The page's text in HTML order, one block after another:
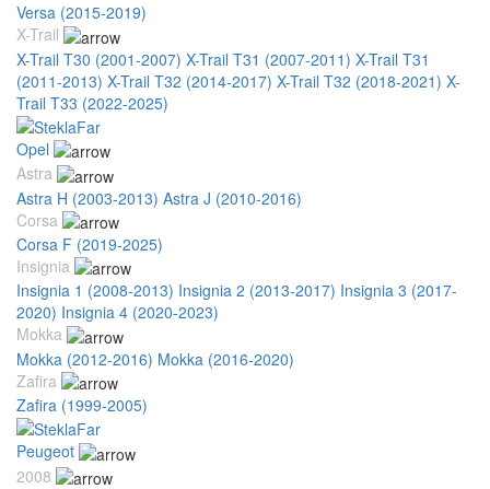
Versa (2015-2019)
X-Trail
X-Trail T30 (2001-2007) X-Trail T31 (2007-2011) X-Trail T31
(2011-2013) X-Trail T32 (2014-2017) X-Trail T32 (2018-2021) X-
Trail T33 (2022-2025)
Opel
Astra
Astra H (2003-2013) Astra J (2010-2016)
Corsa
Corsa F (2019-2025)
Insignia
Insignia 1 (2008-2013) Insignia 2 (2013-2017) Insignia 3 (2017-
2020) Insignia 4 (2020-2023)
Mokka
Mokka (2012-2016) Mokka (2016-2020)
Zafira
Zafira (1999-2005)
Peugeot
2008